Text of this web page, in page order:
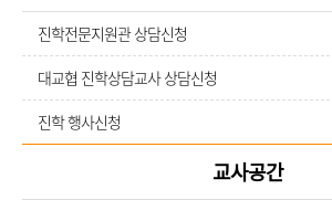
진학전문지원관 상담신청
대교협 진학상담교사 상담신청
진학 행사신청
교사공간